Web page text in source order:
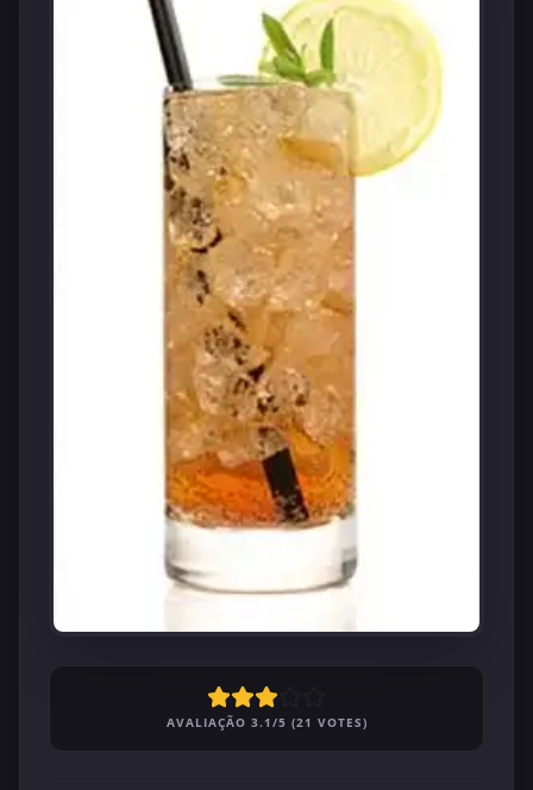
AVALIAÇÃO 3.1/5 (21 VOTES)